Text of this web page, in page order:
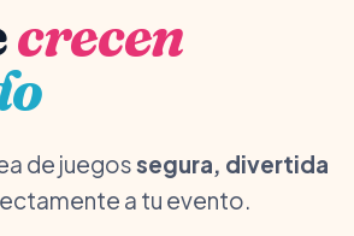
crecen
de juegossegura, divertida
a tu evento.